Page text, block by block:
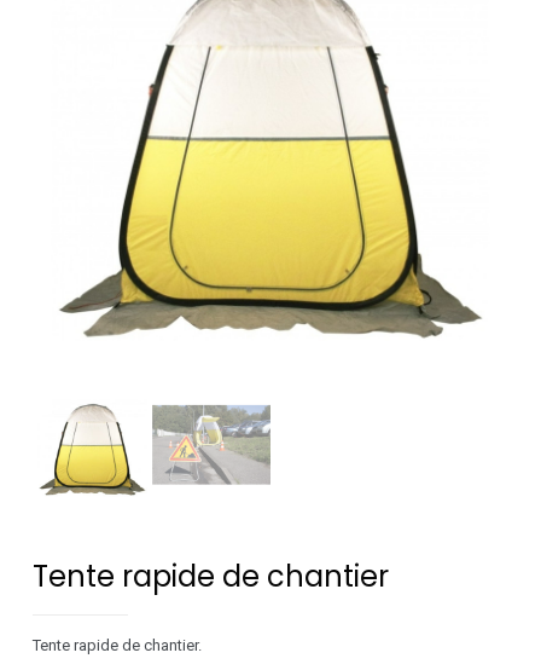
Tente rapide de chantier
Tente rapide de chantier.